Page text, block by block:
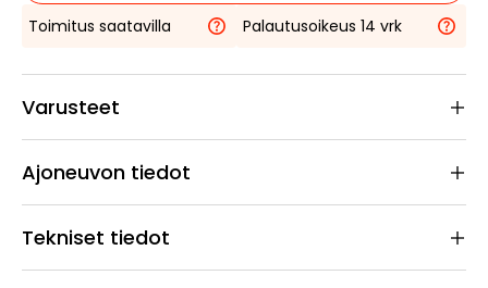
Toimitus saatavilla
Palautusoikeus 14 vrk
Varusteet
Ajoneuvon tiedot
Tekniset tiedot